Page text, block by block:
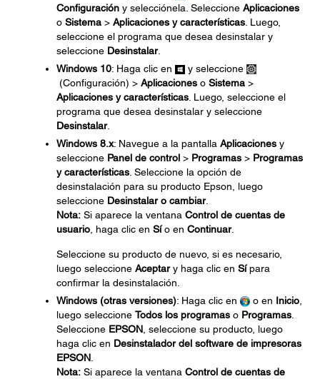
Configuración y selecciónela. Seleccione Aplicaciones
o Sistema > Aplicaciones y características . Luego,
seleccione el programa que desea desinstalar y
seleccione Desinstalar.
Windows 10: Haga clic en
y seleccione
(Configuración) > Aplicaciones o Sistema >
Aplicaciones y características . Luego, seleccione el
programa que desea desinstalar y seleccione
Desinstalar.
Windows 8.x: Navegue a la pantalla Aplicaciones y
seleccione Panel de control > Programas > Programas
y características . Seleccione la opción de
desinstalación para su producto Epson, luego
seleccione Desinstalar o cambiar.
Nota: Si aparece la ventana Control de cuentas de
usuario , haga clic en Sío en Continuar.
Seleccione su producto de nuevo, si es necesario,
luego seleccione Aceptary haga clic en Sípara
confirmar la desinstalación.
Windows (otras versiones): Haga clic en o en Inicio
luego seleccione Todos los programas o Programas
Seleccione EPSON , seleccione su producto, luego
haga clic en Desinstalador del software de impresoras
EPSON
Nota: Si aparece la ventana Control de cuentas de